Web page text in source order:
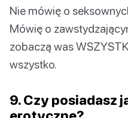
Nie mówię o
Mówię o
zobaczą was
wszystko.
9. Czy posiadasz